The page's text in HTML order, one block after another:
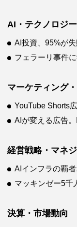
AI・テクノロジ
AI投資、95%が失
フェラーリ事件
マーケティング
YouTube Shorts
AIが変える広告
経営戦略・マネ
AIインフラの覇
マッキンゼー5千
決算・市場動向